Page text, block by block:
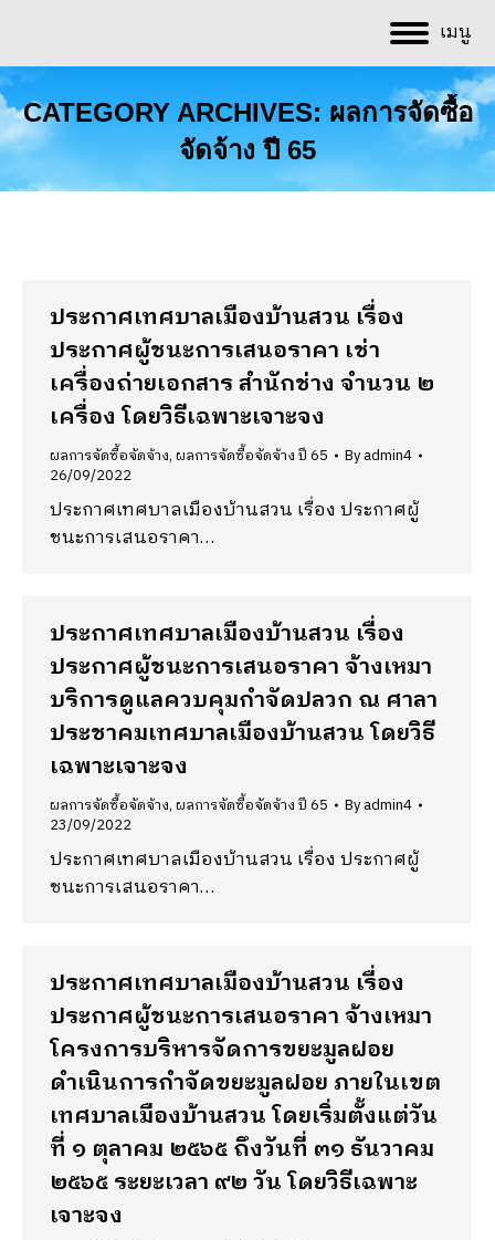
เมนู
CATEGORY ARCHIVES: ผลการจัดซื้อ
จัดจ้าง ปี 65
You are here:
ประกาศเทศบาลเมืองบ้านสวน เรื่อง
ประกาศผู้ชนะการเสนอราคา เช่า
เครื่องถ่ายเอกสาร สำนักช่าง จำนวน ๒
เครื่อง โดยวิธีเฉพาะเจาะจง
ผลการจัดซื้อจัดจ้าง,ผลการจัดซื้อจัดจ้าง ปี 65 Byadmin4
26/09/2022
ประกาศเทศบาลเมืองบ้านสวน เรื่อง ประกาศผู้
ชนะการเสนอราคา…
ประกาศเทศบาลเมืองบ้านสวน เรื่อง
ประกาศผู้ชนะการเสนอราคา จ้างเหมา
บริการดูแลควบคุมกำจัดปลวก ณ ศาลา
ประชาคมเทศบาลเมืองบ้านสวน โดยวิธี
เฉพาะเจาะจง
ผลการจัดซื้อจัดจ้าง,ผลการจัดซื้อจัดจ้าง ปี 65 Byadmin4
23/09/2022
ประกาศเทศบาลเมืองบ้านสวน เรื่อง ประกาศผู้
ชนะการเสนอราคา…
ประกาศเทศบาลเมืองบ้านสวน เรื่อง
ประกาศผู้ชนะการเสนอราคา จ้างเหมา
โครงการบริหารจัดการขยะมูลฝอย
ดำเนินการกำจัดขยะมูลฝอย ภายในเขต
เทศบาลเมืองบ้านสวน โดยเริ่มตั้งแต่วัน
ที่ ๑ ตุลาคม ๒๕๖๕ ถึงวันที่ ๓๑ ธันวาคม
๒๕๖๕ ระยะเวลา ๙๒ วัน โดยวิธีเฉพาะ
เจาะจง